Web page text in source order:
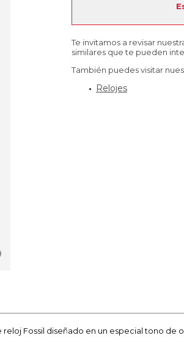
Te invitamos a revisar
similares que te pueden
También puedes visitar
Relojes
Fossil diseñado en un especial tono de